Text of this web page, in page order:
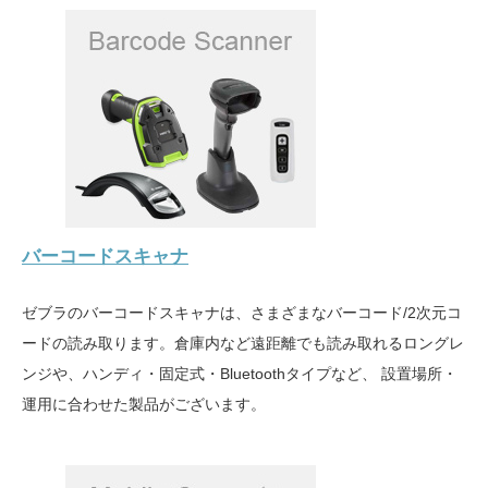
バーコードスキャナ
ゼブラのバーコードスキャナは、さまざまなバーコード/2次元コ
ードの読み取ります。倉庫内など遠距離でも読み取れるロングレ
ンジや、ハンディ・固定式・Bluetoothタイプなど、 設置場所・
運用に合わせた製品がございます。